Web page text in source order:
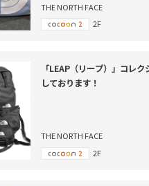
THE NORTH FACE
2F
「LEAP（リープ）」コレ
しております！
THE NORTH FACE
2F